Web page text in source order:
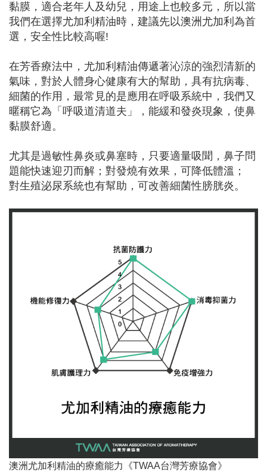
黏膜，適合老年人及幼兒，用途上也較多元，所以當
我們在選擇尤加利精油時，建議先以澳洲尤加利為首
選，安全性比較高喔!
在芳香療法中，尤加利精油傳遞著沁涼的強烈清新的
氣味，對於人體身心健康有大的幫助，具有抗病毒、
細菌的作用，最常見的是應用在呼吸系統中，我們又
暱稱它為「呼吸道清道夫」，能緩和發炎現象，使鼻
黏膜舒適。
尤其是過敏性鼻炎或鼻塞時，只要適量吸聞，鼻子問
題能快速迎刃而解；對發燒有效果，可降低體溫；
對生殖泌尿系統也有幫助，可改善細菌性膀胱炎。
澳洲尤加利精油的療癒能力 《TWAA台灣芳療協會》